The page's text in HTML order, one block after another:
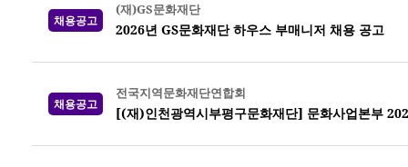
채용공고
(재)GS문화재단
2026년 GS문화재단 하우스 부매니저 채용 공고
채용공고
전국지역문화재단연합회
[(재)인천광역시부평구문화재단] 문화사업본부